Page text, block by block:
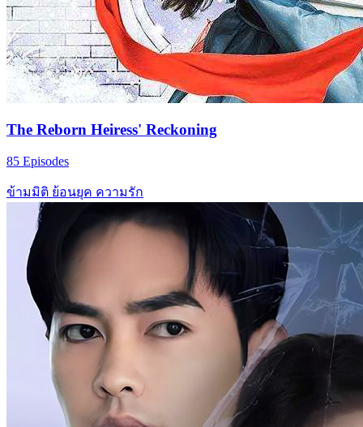
The Reborn Heiress' Reckoning
85 Episodes
ข้ามมิติ ย้อนยุค ความรัก